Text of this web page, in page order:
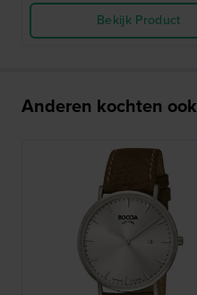
Bekijk Product
Anderen kochten ook